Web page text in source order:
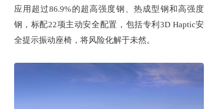
应用超过86.9%的超高强度钢、热成型钢和高强度
钢，标配22项主动安全配置，包括专利3D Haptic安
全提示振动座椅，将风险化解于未然。